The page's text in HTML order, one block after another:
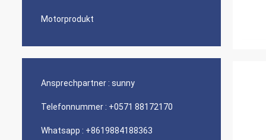
Motorprodukt
Ansprechpartner : sunny
Telefonnummer : +0571 88172170
Whatsapp : +8619884188363